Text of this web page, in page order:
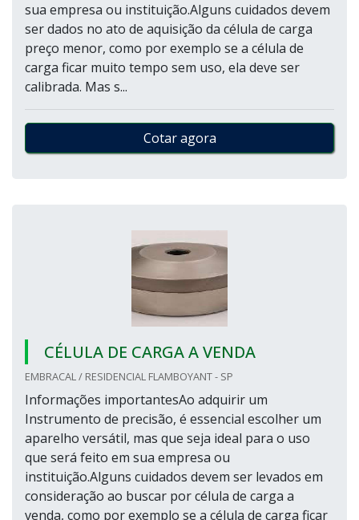
sua empresa ou instituição.Alguns cuidados devem
ser dados no ato de aquisição da célula de carga
preço menor, como por exemplo se a célula de
carga ficar muito tempo sem uso, ela deve ser
calibrada. Mas s...
Cotar agora
CÉLULA DE CARGA A VENDA
EMBRACAL / RESIDENCIAL FLAMBOYANT - SP
Informações importantesAo adquirir um
Instrumento de precisão, é essencial escolher um
aparelho versátil, mas que seja ideal para o uso
que será feito em sua empresa ou
instituição.Alguns cuidados devem ser levados em
consideração ao buscar por célula de carga a
venda, como por exemplo se a célula de carga ficar